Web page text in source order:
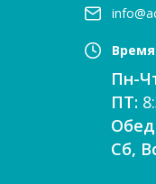
Пн-
ПТ:
Сб,